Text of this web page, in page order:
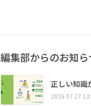
編集部からのお知ら
正しい知
2026.07.27